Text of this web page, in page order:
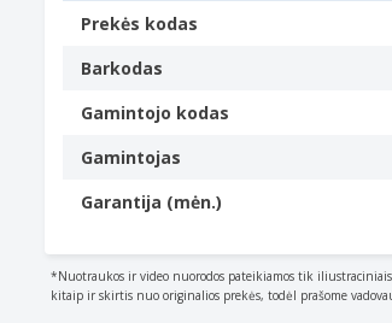
Prekės kodas
Barkodas
Gamintojo kodas
Gamintojas
Garantija (mėn.)
*Nuotraukos ir video nuorodos pateikiamos tik
kitaip ir skirtis nuo originalios prekės, todėl prašome